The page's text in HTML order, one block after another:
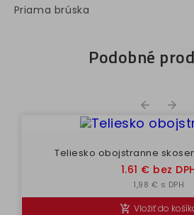
Priama brúska
Podobné
 
Teliesko obojstranne
Cena
1.61 € bez
1,98 € s DPH
 Vložiť do